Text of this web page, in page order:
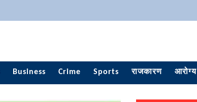
Business Crime Sports राजकारण आरोग्य